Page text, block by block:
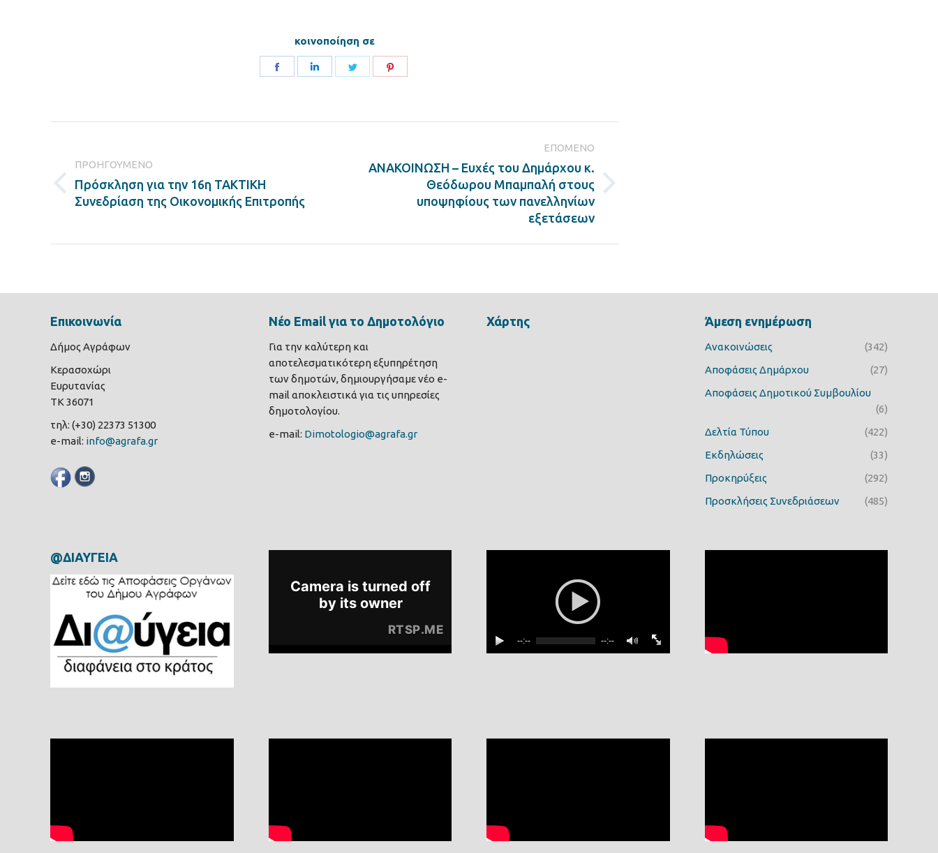
κοινοποίηση σε
Share
Share
ΠΡΟΗΓΟΎΜΕΝΟ
Previous
post:
Πρόσκληση για την 16η ΤΑΚΤΙΚΗ
Συνεδρίαση της Οικονομικής Επιτροπής
ΕΠΌΜΕΝΟ
ΑΝΑΚΟΙΝΩΣΗ – Ευχές του Δημάρχου κ.
Θεόδωρου Μπαμπαλή στους
υποψηφίους των πανελληνίων
εξετάσεων
Επικοινωνία
Δήμος Αγράφων
Κερασοχώρι
Ευρυτανίας
ΤΚ 36071
τηλ: (+30) 22373 51300
e-mail: info@agrafa.gr
Νέο Email για το Δημοτολόγιο
Για την καλύτερη και
αποτελεσματικότερη εξυπηρέτηση
των δημοτών, δημιουργήσαμε νέο e-
mail αποκλειστικά για τις υπηρεσίες
δημοτολογίου.
e-mail: Dimotologio@agrafa.gr
Χάρτης Άμεση ενημέρωση
Ανακοινώσεις
(342)
Αποφάσεις Δημάρχου
(27)
Αποφάσεις Δημοτικού Συμβουλίου
(6)
Δελτία Τύπου
(422)
Εκδηλώσεις
(33)
Προκηρύξεις
(292)
Προσκλήσεις Συνεδριάσεων
(485)
@ΔΙΑΥΓΕΙΑ
--:-- --:--